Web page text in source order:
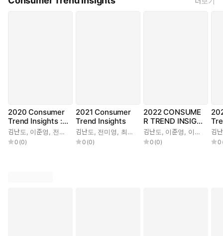
2020 Consumer
Trend Insights : 1
0 Keywords Abo
ut What Consum
ers Want
김난도, 이준영, 전미영 이향은,최지혜, 김서영 이수진,서유현 ,권정윤 ,한
0 (0)
2021 Consumer
Trend Insights
김난도, 전미영, 최지혜 이향은,이준영, 이수진 ,서
0 (0)
2022 CONSUME
R TREND INSIGH
TS
김난도, 이준영, 이향은 전
0 (0)
김
0